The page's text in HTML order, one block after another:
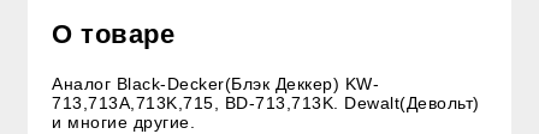
О товаре
Аналог Black-Decker(Блэк Деккер) KW-
713,713A,713K,715, BD-713,713K. Dewalt(Девольт)
и многие другие.